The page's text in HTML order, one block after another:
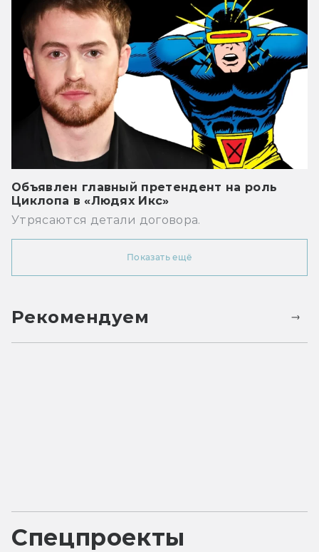
Объявлен главный претендент на роль
Циклопа в «Людях Икс»
Утрясаются детали договора.
Показать ещё
Рекомендуем
Спецпроекты